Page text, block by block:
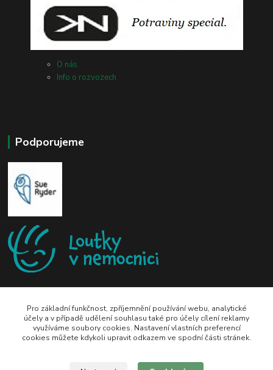
O nás
Info o rozvozech
Podporujeme
zeli-kn@seznam.cz
Pro základní funkčnost, zpříjemnění používání webu, analytické
účely a v případě udělení souhlasu také pro účely cílení reklamy
využíváme soubory cookies. Nastavení vlastních preferencí
cookies můžete kdykoli upravit odkazem ve spodní části stránek.